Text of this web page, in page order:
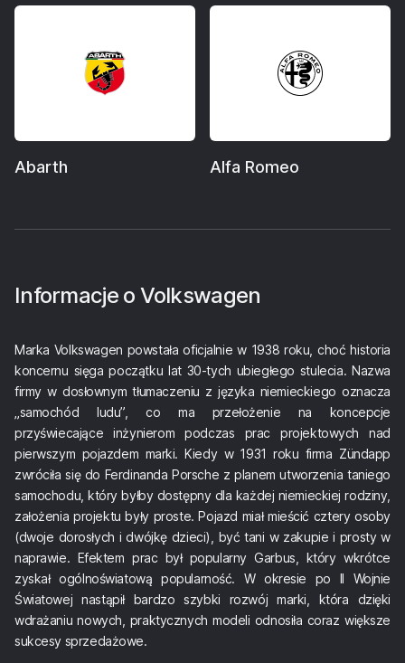
Abarth Alfa Romeo
Informacje o Volkswagen
Marka Volkswagen powstała oficjalnie w 1938 roku, choć historia
koncernu sięga początku lat 30-tych ubiegłego stulecia. Nazwa
firmy w dosłownym tłumaczeniu z języka niemieckiego oznacza
„samochód ludu”, co ma przełożenie na koncepcje
przyświecające inżynierom podczas prac projektowych nad
pierwszym pojazdem marki. Kiedy w 1931 roku firma Zündapp
zwróciła się do Ferdinanda Porsche z planem utworzenia taniego
samochodu, który byłby dostępny dla każdej niemieckiej rodziny,
założenia projektu były proste. Pojazd miał mieścić cztery osoby
(dwoje dorosłych i dwójkę dzieci), być tani w zakupie i prosty w
naprawie. Efektem prac był popularny Garbus, który wkrótce
zyskał ogólnoświatową popularność. W okresie po II Wojnie
Światowej nastąpił bardzo szybki rozwój marki, która dzięki
wdrażaniu nowych, praktycznych modeli odnosiła coraz większe
sukcesy sprzedażowe.